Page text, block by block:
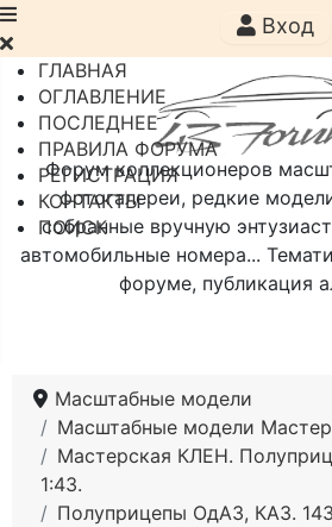
Форум коллекционеров
фотогалереи, редкие
собранные вручную
автомобильные номера...
форуме, публикация
Вход
ГЛАВНАЯ
ОГЛАВЛЕНИЕ
ПОСЛЕДНЕЕ
ПРАВИЛА ФОРУМА
РЕГИСТРАЦИЯ
КОНТАКТЫ
ПОИСК
Масштабные модели
Масштабные модели
Мастерская КЛЕН.
1:43.
Полуприцепы ОдАЗ, КАЗ.